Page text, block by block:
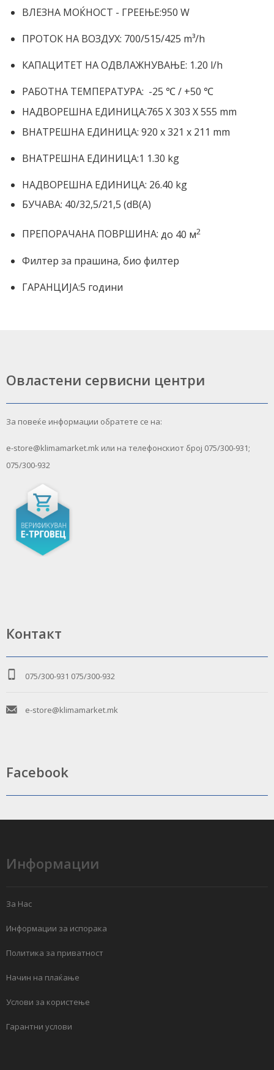
ВЛЕЗНА МОЌНОСТ - ГРЕЕЊЕ:950 W
ПРОТОК НА ВОЗДУХ: 700/515/425 m³/h
КАПАЦИТЕТ НА ОДВЛАЖНУВАЊЕ: 1.20 l/h
РАБОТНА ТЕМПЕРАТУРА: -25 ℃ / +50 ℃
НАДВОРЕШНА ЕДИНИЦА:765 X 303 X 555 mm
ВНАТРЕШНА ЕДИНИЦА: 920 x 321 x 211 mm
ВНАТРЕШНА ЕДИНИЦА:1 1.30 kg
НАДВОРЕШНА ЕДИНИЦА: 26.40 kg
БУЧАВА: 40/32,5/21,5 (dB(A)
ПРЕПОРАЧАНА ПОВРШИНА: до 40 м2
Филтер за прашина, био филтер
ГАРАНЦИЈА:5 години
Овластени сервисни центри
За повеќе информации обратете се на:
e-store@klimamarket.mk или на телефонскиот број 075/300-931;
075/300-932
Контакт
075/300-931 075/300-932
e-store@klimamarket.mk
Facebook
Информации
За Нас
Информации за испорака
Политика за приватност
Начин на плаќање
Услови за користење
Гарантни услови